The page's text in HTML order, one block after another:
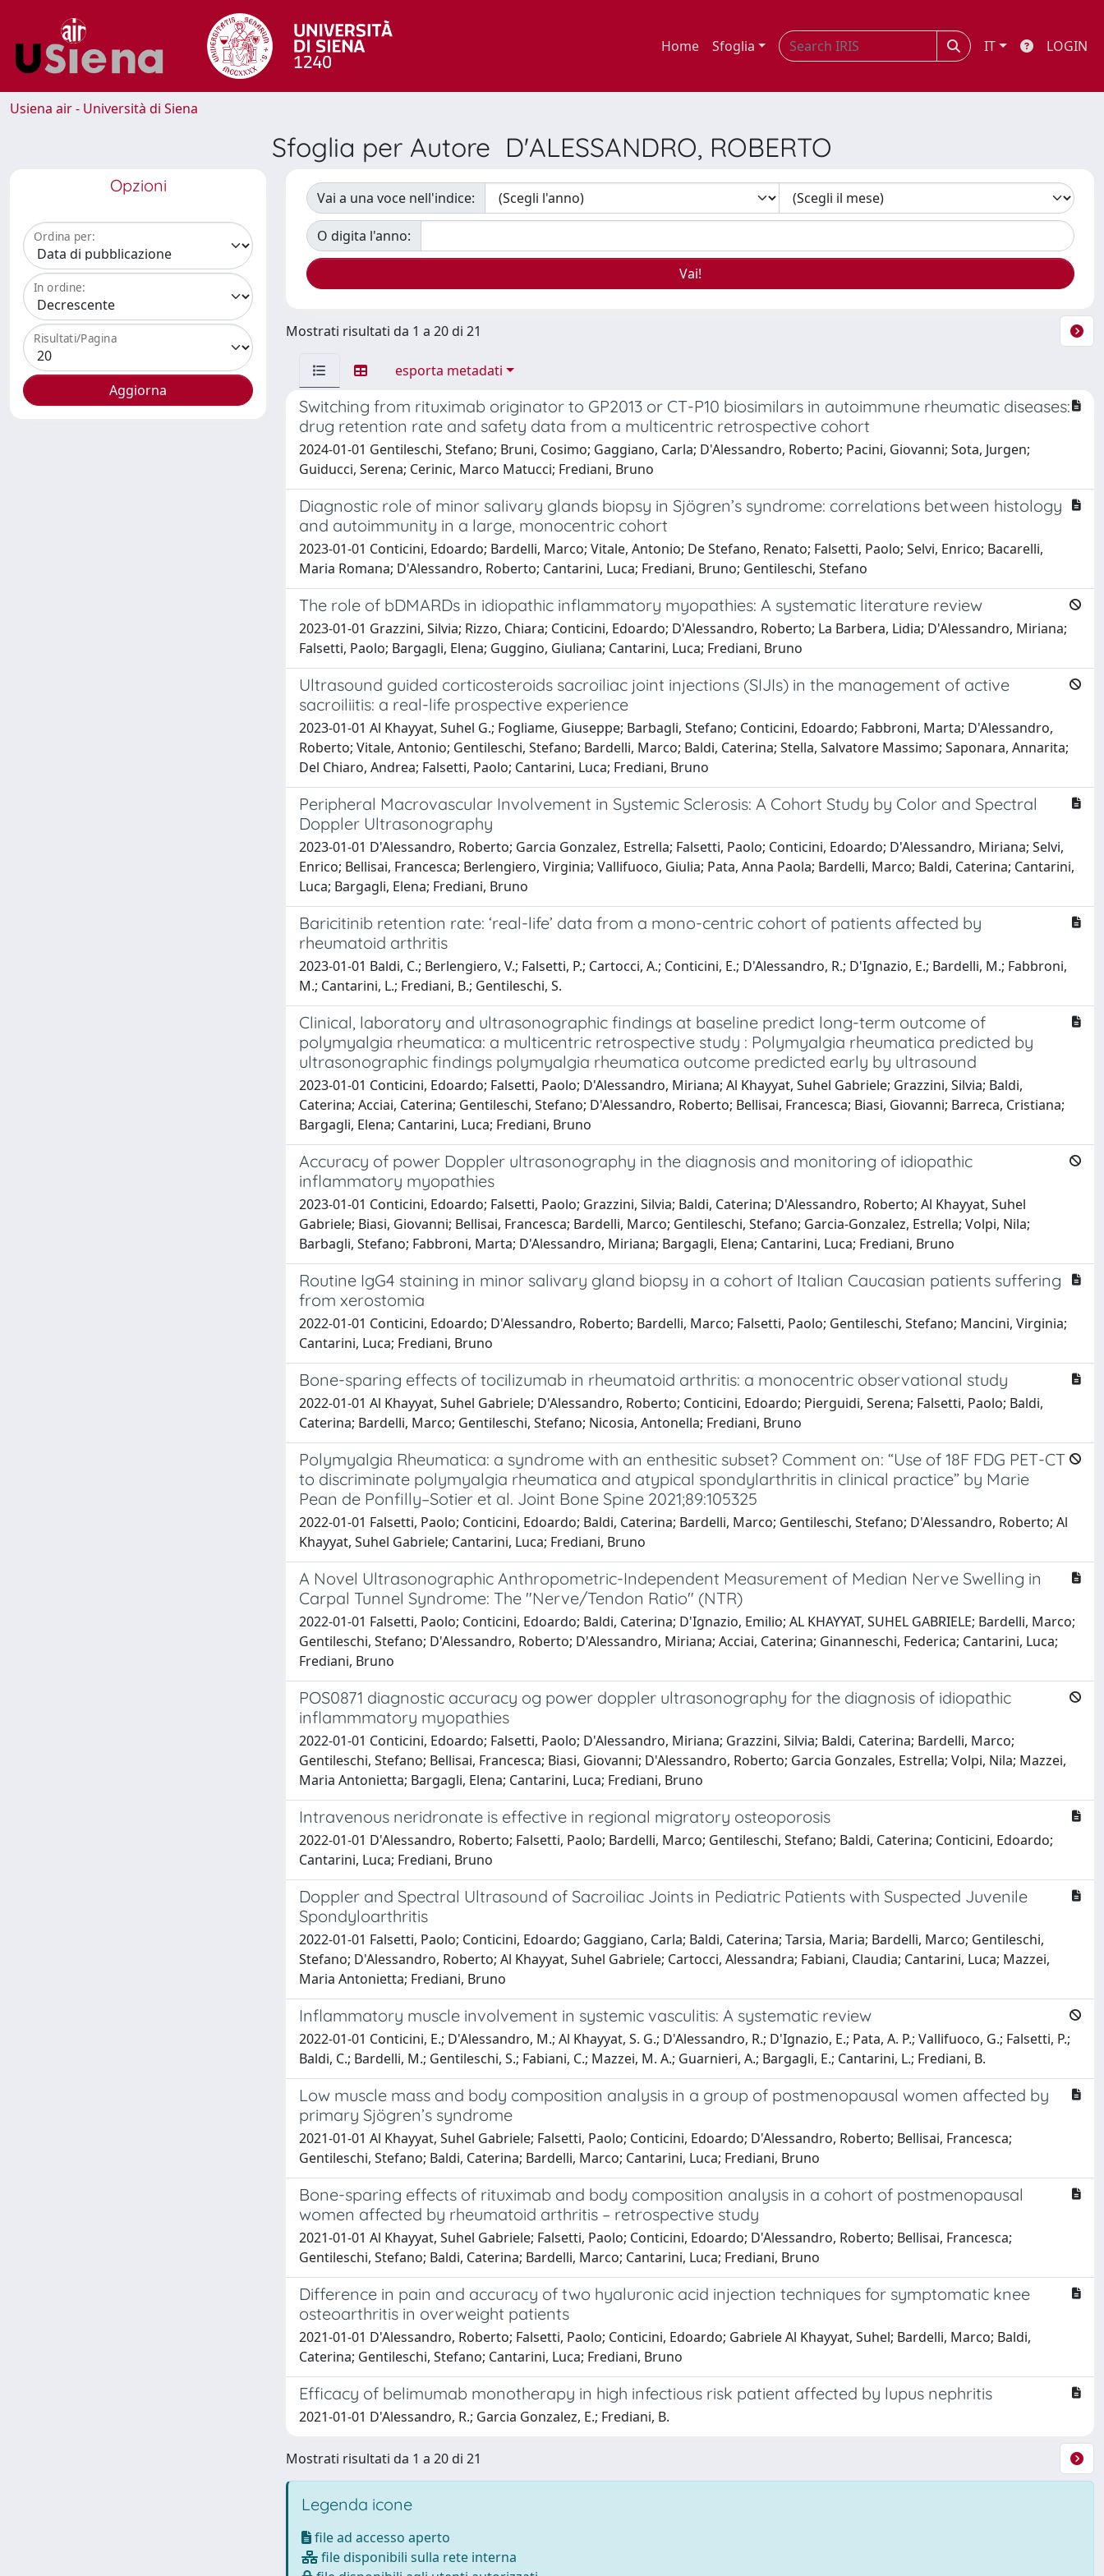
Home Sfoglia IT LOGIN
Usiena air - Università di Siena
Sfoglia per Autore D'ALESSANDRO, ROBERTO
Opzioni
Ordina per:
In ordine:
Risultati/Pagina
Vai a una voce nell'indice:
O digita l'anno:
Mostrati risultati da 1 a 20 di 21
esporta metadati
Switching from rituximab originator to GP2013 or CT-P10 biosimilars in autoimmune rheumatic diseases:
drug retention rate and safety data from a multicentric retrospective cohort
2024-01-01 Gentileschi, Stefano; Bruni, Cosimo; Gaggiano, Carla; D'Alessandro, Roberto; Pacini, Giovanni; Sota, Jurgen;
Guiducci, Serena; Cerinic, Marco Matucci; Frediani, Bruno
Diagnostic role of minor salivary glands biopsy in Sjögren’s syndrome: correlations between histology
and autoimmunity in a large, monocentric cohort
2023-01-01 Conticini, Edoardo; Bardelli, Marco; Vitale, Antonio; De Stefano, Renato; Falsetti, Paolo; Selvi, Enrico; Bacarelli,
Maria Romana; D'Alessandro, Roberto; Cantarini, Luca; Frediani, Bruno; Gentileschi, Stefano
The role of bDMARDs in idiopathic inflammatory myopathies: A systematic literature review
2023-01-01 Grazzini, Silvia; Rizzo, Chiara; Conticini, Edoardo; D'Alessandro, Roberto; La Barbera, Lidia; D'Alessandro, Miriana;
Falsetti, Paolo; Bargagli, Elena; Guggino, Giuliana; Cantarini, Luca; Frediani, Bruno
Ultrasound guided corticosteroids sacroiliac joint injections (SIJIs) in the management of active
sacroiliitis: a real-life prospective experience
2023-01-01 Al Khayyat, Suhel G.; Fogliame, Giuseppe; Barbagli, Stefano; Conticini, Edoardo; Fabbroni, Marta; D'Alessandro,
Roberto; Vitale, Antonio; Gentileschi, Stefano; Bardelli, Marco; Baldi, Caterina; Stella, Salvatore Massimo; Saponara, Annarita;
Del Chiaro, Andrea; Falsetti, Paolo; Cantarini, Luca; Frediani, Bruno
Peripheral Macrovascular Involvement in Systemic Sclerosis: A Cohort Study by Color and Spectral
Doppler Ultrasonography
2023-01-01 D'Alessandro, Roberto; Garcia Gonzalez, Estrella; Falsetti, Paolo; Conticini, Edoardo; D'Alessandro, Miriana; Selvi,
Enrico; Bellisai, Francesca; Berlengiero, Virginia; Vallifuoco, Giulia; Pata, Anna Paola; Bardelli, Marco; Baldi, Caterina; Cantarini,
Luca; Bargagli, Elena; Frediani, Bruno
Baricitinib retention rate: ‘real-life’ data from a mono-centric cohort of patients affected by
rheumatoid arthritis
2023-01-01 Baldi, C.; Berlengiero, V.; Falsetti, P.; Cartocci, A.; Conticini, E.; D'Alessandro, R.; D'Ignazio, E.; Bardelli, M.; Fabbroni,
M.; Cantarini, L.; Frediani, B.; Gentileschi, S.
Clinical, laboratory and ultrasonographic findings at baseline predict long-term outcome of
polymyalgia rheumatica: a multicentric retrospective study : Polymyalgia rheumatica predicted by
ultrasonographic findings polymyalgia rheumatica outcome predicted early by ultrasound
2023-01-01 Conticini, Edoardo; Falsetti, Paolo; D'Alessandro, Miriana; Al Khayyat, Suhel Gabriele; Grazzini, Silvia; Baldi,
Caterina; Acciai, Caterina; Gentileschi, Stefano; D'Alessandro, Roberto; Bellisai, Francesca; Biasi, Giovanni; Barreca, Cristiana;
Bargagli, Elena; Cantarini, Luca; Frediani, Bruno
Accuracy of power Doppler ultrasonography in the diagnosis and monitoring of idiopathic
inflammatory myopathies
2023-01-01 Conticini, Edoardo; Falsetti, Paolo; Grazzini, Silvia; Baldi, Caterina; D'Alessandro, Roberto; Al Khayyat, Suhel
Gabriele; Biasi, Giovanni; Bellisai, Francesca; Bardelli, Marco; Gentileschi, Stefano; Garcia-Gonzalez, Estrella; Volpi, Nila;
Barbagli, Stefano; Fabbroni, Marta; D'Alessandro, Miriana; Bargagli, Elena; Cantarini, Luca; Frediani, Bruno
Routine IgG4 staining in minor salivary gland biopsy in a cohort of Italian Caucasian patients suffering
from xerostomia
2022-01-01 Conticini, Edoardo; D'Alessandro, Roberto; Bardelli, Marco; Falsetti, Paolo; Gentileschi, Stefano; Mancini, Virginia;
Cantarini, Luca; Frediani, Bruno
Bone-sparing effects of tocilizumab in rheumatoid arthritis: a monocentric observational study
2022-01-01 Al Khayyat, Suhel Gabriele; D'Alessandro, Roberto; Conticini, Edoardo; Pierguidi, Serena; Falsetti, Paolo; Baldi,
Caterina; Bardelli, Marco; Gentileschi, Stefano; Nicosia, Antonella; Frediani, Bruno
Polymyalgia Rheumatica: a syndrome with an enthesitic subset? Comment on: “Use of 18F FDG PET-CT
to discriminate polymyalgia rheumatica and atypical spondylarthritis in clinical practice” by Marie
Pean de Ponfilly–Sotier et al. Joint Bone Spine 2021;89:105325
2022-01-01 Falsetti, Paolo; Conticini, Edoardo; Baldi, Caterina; Bardelli, Marco; Gentileschi, Stefano; D'Alessandro, Roberto; Al
Khayyat, Suhel Gabriele; Cantarini, Luca; Frediani, Bruno
A Novel Ultrasonographic Anthropometric-Independent Measurement of Median Nerve Swelling in
Carpal Tunnel Syndrome: The "Nerve/Tendon Ratio" (NTR)
2022-01-01 Falsetti, Paolo; Conticini, Edoardo; Baldi, Caterina; D'Ignazio, Emilio; AL KHAYYAT, SUHEL GABRIELE; Bardelli, Marco;
Gentileschi, Stefano; D'Alessandro, Roberto; D'Alessandro, Miriana; Acciai, Caterina; Ginanneschi, Federica; Cantarini, Luca;
Frediani, Bruno
POS0871 diagnostic accuracy og power doppler ultrasonography for the diagnosis of idiopathic
inflammmatory myopathies
2022-01-01 Conticini, Edoardo; Falsetti, Paolo; D'Alessandro, Miriana; Grazzini, Silvia; Baldi, Caterina; Bardelli, Marco;
Gentileschi, Stefano; Bellisai, Francesca; Biasi, Giovanni; D'Alessandro, Roberto; Garcia Gonzales, Estrella; Volpi, Nila; Mazzei,
Maria Antonietta; Bargagli, Elena; Cantarini, Luca; Frediani, Bruno
Intravenous neridronate is effective in regional migratory osteoporosis
2022-01-01 D'Alessandro, Roberto; Falsetti, Paolo; Bardelli, Marco; Gentileschi, Stefano; Baldi, Caterina; Conticini, Edoardo;
Cantarini, Luca; Frediani, Bruno
Doppler and Spectral Ultrasound of Sacroiliac Joints in Pediatric Patients with Suspected Juvenile
Spondyloarthritis
2022-01-01 Falsetti, Paolo; Conticini, Edoardo; Gaggiano, Carla; Baldi, Caterina; Tarsia, Maria; Bardelli, Marco; Gentileschi,
Stefano; D'Alessandro, Roberto; Al Khayyat, Suhel Gabriele; Cartocci, Alessandra; Fabiani, Claudia; Cantarini, Luca; Mazzei,
Maria Antonietta; Frediani, Bruno
Inflammatory muscle involvement in systemic vasculitis: A systematic review
2022-01-01 Conticini, E.; D'Alessandro, M.; Al Khayyat, S. G.; D'Alessandro, R.; D'Ignazio, E.; Pata, A. P.; Vallifuoco, G.; Falsetti, P.;
Baldi, C.; Bardelli, M.; Gentileschi, S.; Fabiani, C.; Mazzei, M. A.; Guarnieri, A.; Bargagli, E.; Cantarini, L.; Frediani, B.
Low muscle mass and body composition analysis in a group of postmenopausal women affected by
primary Sjögren’s syndrome
2021-01-01 Al Khayyat, Suhel Gabriele; Falsetti, Paolo; Conticini, Edoardo; D'Alessandro, Roberto; Bellisai, Francesca;
Gentileschi, Stefano; Baldi, Caterina; Bardelli, Marco; Cantarini, Luca; Frediani, Bruno
Bone-sparing effects of rituximab and body composition analysis in a cohort of postmenopausal
women affected by rheumatoid arthritis – retrospective study
2021-01-01 Al Khayyat, Suhel Gabriele; Falsetti, Paolo; Conticini, Edoardo; D'Alessandro, Roberto; Bellisai, Francesca;
Gentileschi, Stefano; Baldi, Caterina; Bardelli, Marco; Cantarini, Luca; Frediani, Bruno
Difference in pain and accuracy of two hyaluronic acid injection techniques for symptomatic knee
osteoarthritis in overweight patients
2021-01-01 D'Alessandro, Roberto; Falsetti, Paolo; Conticini, Edoardo; Gabriele Al Khayyat, Suhel; Bardelli, Marco; Baldi,
Caterina; Gentileschi, Stefano; Cantarini, Luca; Frediani, Bruno
Efficacy of belimumab monotherapy in high infectious risk patient affected by lupus nephritis
2021-01-01 D'Alessandro, R.; Garcia Gonzalez, E.; Frediani, B.
Mostrati risultati da 1 a 20 di 21
Legenda icone
file ad accesso aperto
file disponibili sulla rete interna